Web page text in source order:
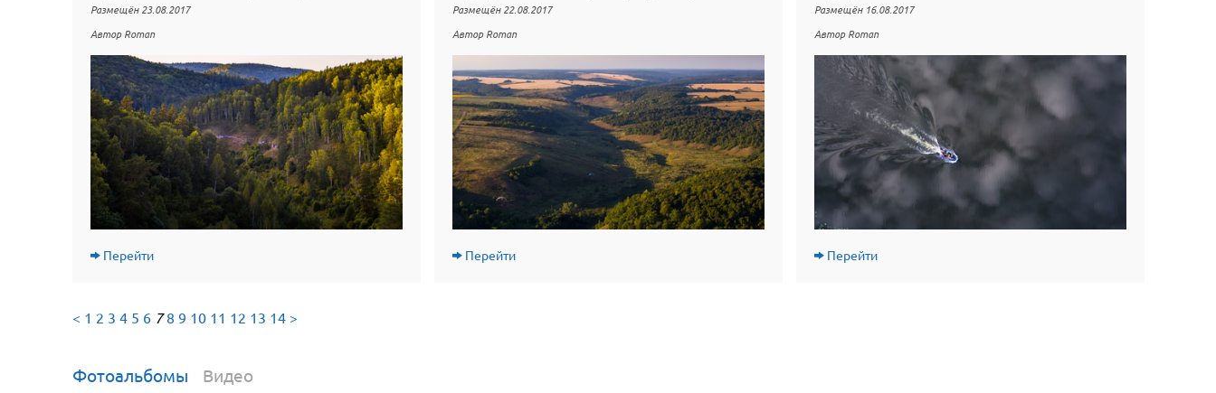
Размещён 23.08.2017
Автор Roman
Перейти
Размещён 22.08.2017
Автор Roman
Перейти
Размещён 16.08.2017
Автор Roman
Перейти
< 1 2 3 4 5 6 7 8 9 10 11 12 13 14 >
Фотоальбомы Видео